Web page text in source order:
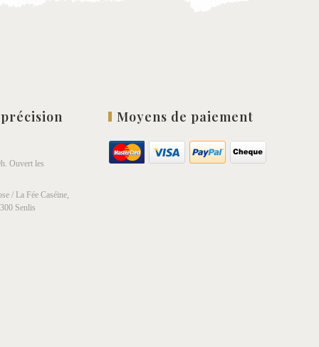
Ouvert les
/ La Fée Caséine,
Senlis
Moyens de paiement